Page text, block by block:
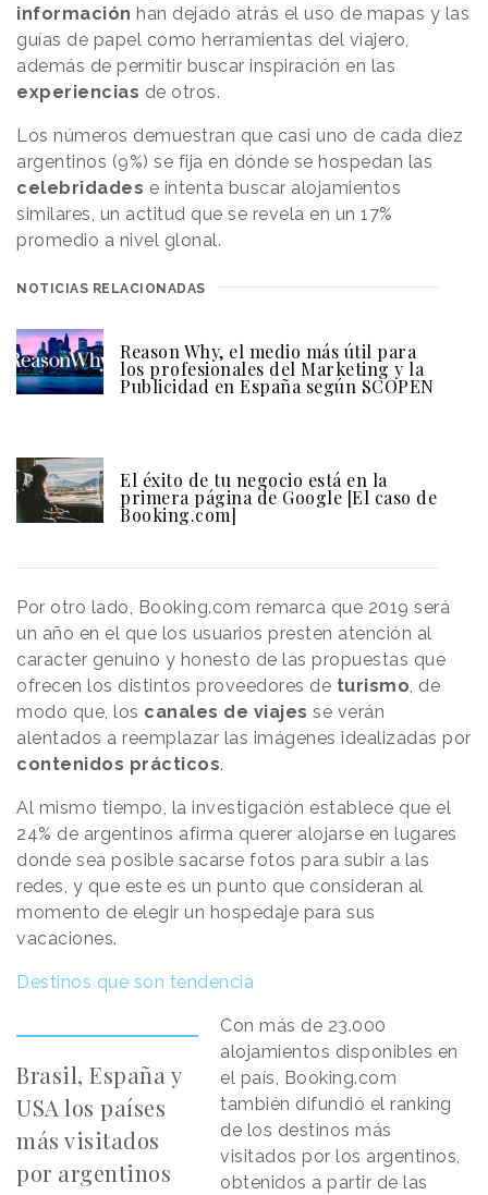
información han dejado atrás el uso de mapas y las
guías de papel como herramientas del viajero,
además de permitir buscar inspiración en las
experiencias de otros.
Los números demuestran que casi uno de cada diez
argentinos (9%) se fija en dónde se hospedan las
celebridades e intenta buscar alojamientos
similares, un actitud que se revela en un 17%
promedio a nivel glonal.
NOTICIAS RELACIONADAS
Reason Why, el medio más útil para
los profesionales del Marketing y la
Publicidad en España según SCOPEN
El éxito de tu negocio está en la
primera página de Google [El caso de
Booking.com]
Por otro lado, Booking.com remarca que 2019 será
un año en el que los usuarios presten atención al
caracter genuino y honesto de las propuestas que
ofrecen los distintos proveedores de turismo, de
modo que, los canales de viajes se verán
alentados a reemplazar las imágenes idealizadas por
contenidos prácticos.
Al mismo tiempo, la investigación establece que el
24% de argentinos afirma querer alojarse en lugares
donde sea posible sacarse fotos para subir a las
redes, y que este es un punto que consideran al
momento de elegir un hospedaje para sus
vacaciones.
Destinos que son tendencia
Brasil, España y
USA los países
más visitados
por argentinos
Con más de 23.000
alojamientos disponibles en
el país, Booking.com
también difundió el ranking
de los destinos más
visitados por los argentinos,
obtenidos a partir de las